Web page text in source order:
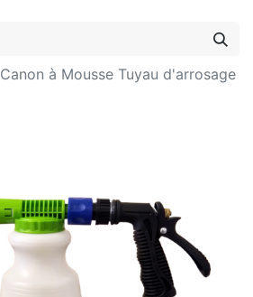
Canon à Mousse Tuyau d'arrosage